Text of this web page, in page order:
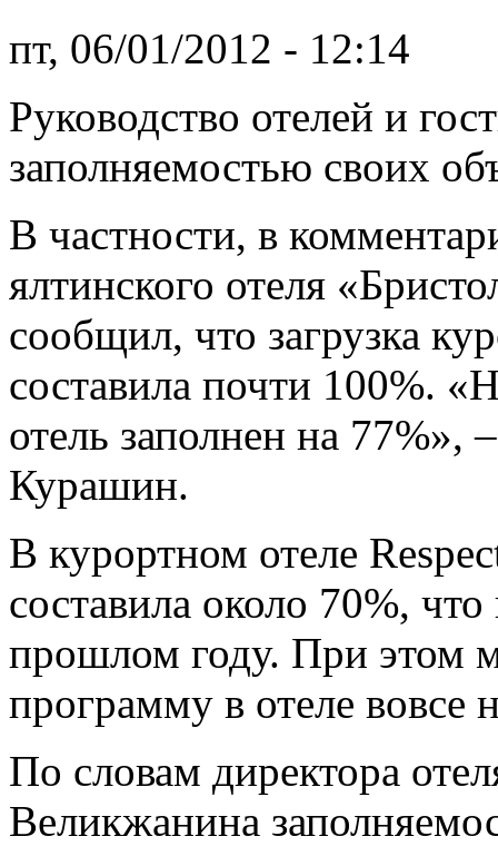
пт, 06/01/2012 - 12:14
Руководство отелей и
заполняемостью своих
В частности, в
ялтинского отеля
сообщил, что загрузка
составила почти 100%.
отель заполнен на 77%»,
Курашин.
В курортном отеле
составила около 70%,
прошлом году. При этом
программу в отеле вовсе
По словам директора
Великжанина